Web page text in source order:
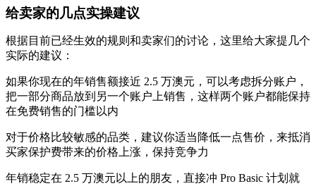
给卖家的几点实操建议
根据目前已经生效的规则和卖家们的讨论，这里给大家提几个
实际的建议：
如果你现在的年销售额接近 2.5 万澳元，可以考虑拆分账户，
把一部分商品放到另一个账户上销售，这样两个账户都能保持
在免费销售的门槛以内
对于价格比较敏感的品类，建议你适当降低一点售价，来抵消
买家保护费带来的价格上涨，保持竞争力
年销稳定在 2.5 万澳元以上的朋友，直接冲 Pro Basic 计划就